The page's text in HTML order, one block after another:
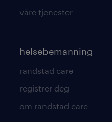
våre tjenester
helsebemanning
randstad care
registrer deg
om randstad care